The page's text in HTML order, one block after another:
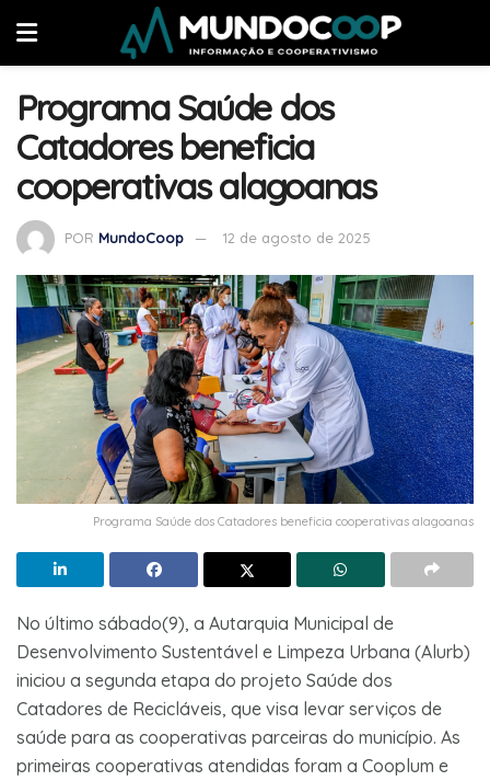
Programa Saúde dos
Catadores beneficia
cooperativas alagoanas
POR MundoCoop 12 de agosto de 2025
Programa Saúde dos Catadores beneficia cooperativas alagoanas
No último sábado(9), a Autarquia Municipal de
Desenvolvimento Sustentável e Limpeza Urbana (Alurb)
iniciou a segunda etapa do projeto Saúde dos
Catadores de Recicláveis, que visa levar serviços de
saúde para as cooperativas parceiras do município. As
primeiras cooperativas atendidas foram a Cooplum e